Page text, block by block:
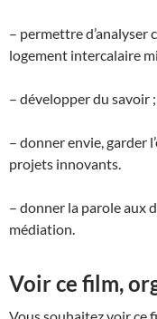
– permettre d’analyser
logement intercalaire
– développer du savoir
– donner envie, garder
projets innovants.
– donner la parole aux
médiation.
Voir ce film,